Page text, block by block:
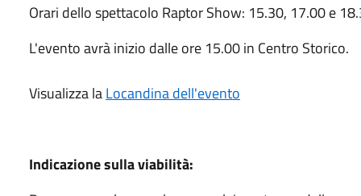
Orari dello spettacolo Raptor Show: 15.30, 17.00 e
L'evento avrà inizio dalle ore 15.00 in Centro Storico.
Visualizza laLocandina dell'evento
Indicazione sulla viabilità: